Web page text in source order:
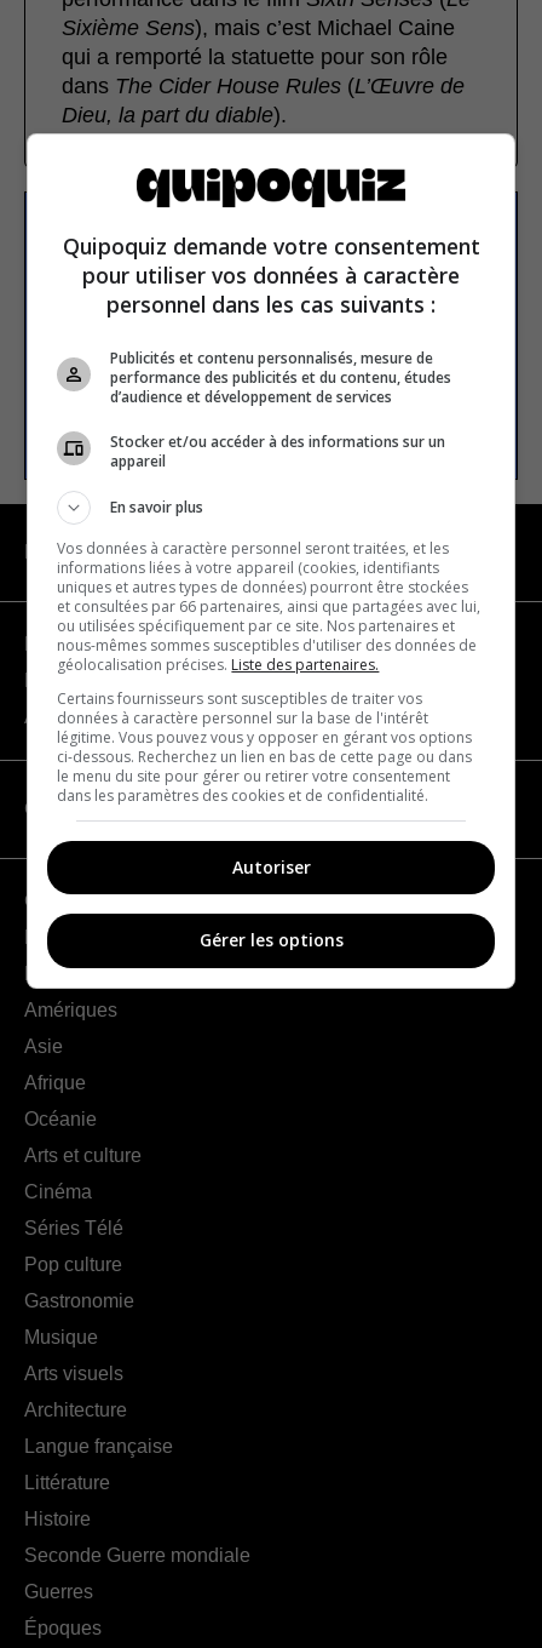
Sixième Sens), mais c’est Michael Caine
qui a remporté la statuette pour son rôle
dans The Cider House Rules (L’Œuvre de
Dieu, la part du diable).
S’inscrire à la newsletter
NAVIGATION
Devenir partenaire
Nous joindre
À propos
CATÉGORIES
Géographie
France
Europe
Amériques
Asie
Afrique
Océanie
Arts et culture
Cinéma
Séries Télé
Pop culture
Gastronomie
Musique
Arts visuels
Architecture
Langue française
Littérature
Histoire
Seconde Guerre mondiale
Guerres
Époques
Quipoquiz demande votre consentement
pour utiliser vos données à caractère
personnel dans les cas suivants :
Publicités et contenu personnalisés, mesure de
performance des publicités et du contenu, études
d’audience et développement de services
Stocker et/ou accéder à des informations sur un
appareil
En savoir plus
Vos données à caractère personnel seront traitées, et les
informations liées à votre appareil (cookies, identifiants
uniques et autres types de données) pourront être stockées
et consultées par 66 partenaires, ainsi que partagées avec lui,
ou utilisées spécifiquement par ce site. Nos partenaires et
nous-mêmes sommes susceptibles d'utiliser des données de
géolocalisation précises. Liste des partenaires.
Certains fournisseurs sont susceptibles de traiter vos
données à caractère personnel sur la base de l'intérêt
légitime. Vous pouvez vous y opposer en gérant vos options
ci-dessous. Recherchez un lien en bas de cette page ou dans
le menu du site pour gérer ou retirer votre consentement
dans les paramètres des cookies et de confidentialité.
Autoriser
Gérer les options